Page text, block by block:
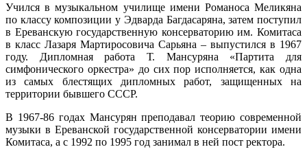
Учился в музыкальном училище имени Романоса Меликяна
по классу композиции у Эдварда Багдасаряна, затем поступил
в Ереванскую государственную консерваторию им. Комитаса
в класс Лазаря Мартиросовича Сарьяна – выпустился в 1967
году. Дипломная работа Т. Мансуряна «Партита для
симфонического оркестра» до сих пор исполняется, как одна
из самых блестящих дипломных работ, защищенных на
территории бывшего СССР.
В 1967-86 годах Мансурян преподавал теорию современной
музыки в Ереванской государственной консерватории имени
Комитаса, а с 1992 по 1995 год занимал в ней пост ректора.